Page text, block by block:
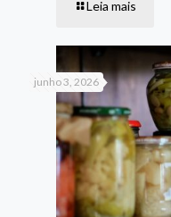
Leia mais
junho 3, 2026